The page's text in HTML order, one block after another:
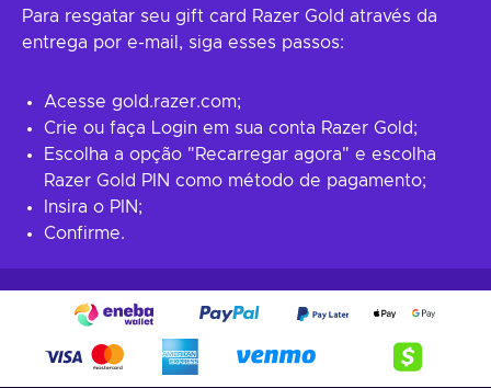
Para resgatar seu gift card Razer Gold através da
entrega por e-mail, siga esses passos:
Acesse gold.razer.com;
Crie ou faça Login em sua conta Razer Gold;
Escolha a opção "Recarregar agora" e escolha
Razer Gold PIN como método de pagamento;
Insira o PIN;
Confirme.